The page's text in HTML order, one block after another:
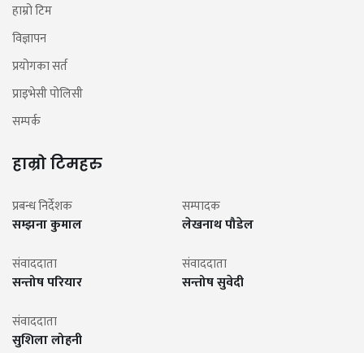
हाम्रो टिम
विज्ञापन
प्रयोगका सर्त
प्राइभेसी पोलिसी
सम्पर्क
हाम्रो टिमहरु
प्रबन्ध निर्देशक
सम्झना कुमाल
सम्पादक
लेखनाथ पौडेल
संवाददाता
सन्तोष परियार
संवाददाता
सन्तोष सुवेदी
संवाददाता
सुशिला लोहनी